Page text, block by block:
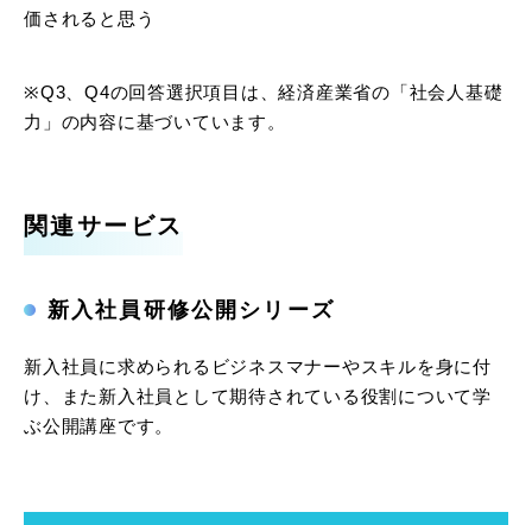
価されると思う
※Q3、Q4の回答選択項目は、経済産業省の「社会人基礎
力」の内容に基づいています。
関連サービス
新入社員研修公開シリーズ
新入社員に求められるビジネスマナーやスキルを身に付
け、また新入社員として期待されている役割について学
ぶ公開講座です。